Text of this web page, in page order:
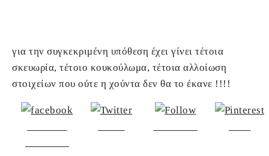
για την συγκεκριμένη υπόθεση έχει γίνει τέτοια
σκευωρία, τέτοιο κουκούλωμα, τέτοια αλλοίωση
στοιχείων που ούτε η χούντα δεν θα το έκανε !!!!